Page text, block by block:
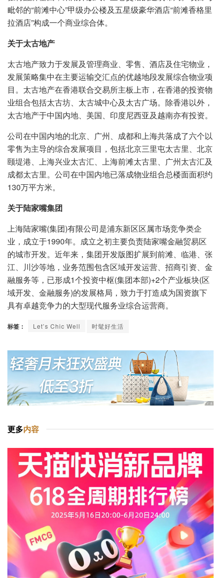
毗邻的“前滩中心”甲级办公楼及五星级豪华酒店“前滩香格里
拉酒店”构成一个商业综合体。
关于太古地产
太古地产致力于发展及管理商业、零售、酒店及住宅物业，
发展策略集中在主要运输交汇点的优越地段发展综合物业项
目。太古地产在香港联合交易所主板上市，在香港的投资物
业组合包括太古坊、太古城中心及太古广场。除香港以外，
太古地产于中国内地、美国、印度尼西亚及越南亦有投资。
公司在中国内地的北京、广州、成都和上海共落成了六个以
零售为主导的综合发展项目，包括北京三里屯太古里、北京
颐堤港、上海兴业太古汇、上海前滩太古里、广州太古汇及
成都太古里。公司在中国内地已落成物业组合总楼面面积约
130万平方米。
关于陆家嘴集团
上海陆家嘴(集团)有限公司是浦东新区区属市场竞争类企
业，成立于1990年。成立之初主要负责陆家嘴金融贸易区
的城市开发。近年来，集团开发版图扩展到前滩、临港、张
江、川沙等地，业务范围包含区域开发运营、招商引资、金
融服务等，已形成1个投资中枢(集团本部)+2个产业板块(区
域开发、金融服务)的发展格局，致力于打造成为国资旗下
具有卓越竞争力的大型现代服务业综合运营商。
标签： Let’s Chic Well 时髦好生活
更多内容